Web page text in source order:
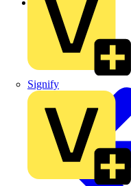
Signify